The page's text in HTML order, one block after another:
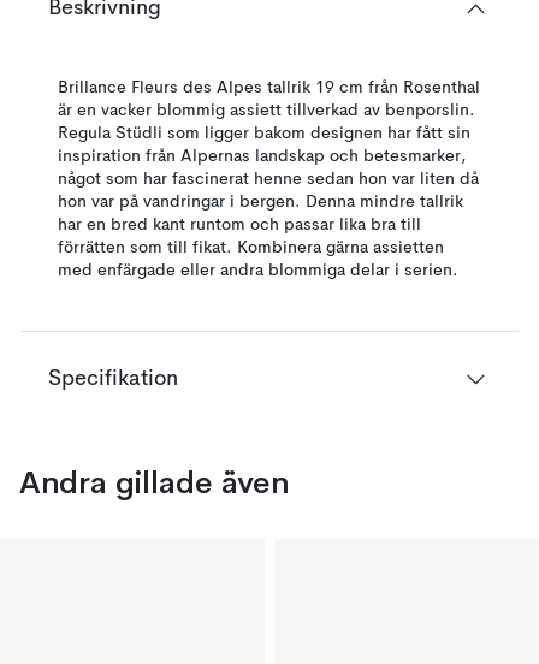
Beskrivning
Brillance Fleurs des Alpes tallrik 19 cm från Rosenthal
är en vacker blommig assiett tillverkad av benporslin.
Regula Stüdli som ligger bakom designen har fått sin
inspiration från Alpernas landskap och betesmarker,
något som har fascinerat henne sedan hon var liten då
hon var på vandringar i bergen. Denna mindre tallrik
har en bred kant runtom och passar lika bra till
förrätten som till fikat. Kombinera gärna assietten
med enfärgade eller andra blommiga delar i serien.
Specifikation
Andra gillade även